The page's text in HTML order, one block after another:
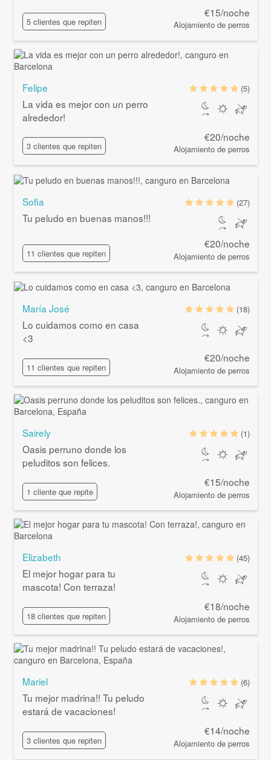
5 clientes que repiten
€15/noche
Alojamiento de perros
Felipe
La vida es mejor con un perro
alrededor!
3 clientes que repiten
(5)
€20/noche
Alojamiento de perros
Sofia
Tu peludo en buenas manos!!!
11 clientes que repiten
(27)
€20/noche
Alojamiento de perros
María José
Lo cuidamos como en casa
<3
11 clientes que repiten
(18)
€20/noche
Alojamiento de perros
Sairely
Oasis perruno donde los
peluditos son felices.
1 cliente que repite
(1)
€15/noche
Alojamiento de perros
Elizabeth
El mejor hogar para tu
mascota! Con terraza!
18 clientes que repiten
(45)
€18/noche
Alojamiento de perros
Mariel
Tu mejor madrina!! Tu peludo
estará de vacaciones!
3 clientes que repiten
(6)
€14/noche
Alojamiento de perros